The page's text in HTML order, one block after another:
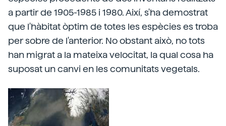
a partir de 1905-1985 i 1980. Així, s'ha demostrat
que l'hàbitat òptim de totes les espècies es troba
per sobre de l'anterior. No obstant això, no tots
han migrat a la mateixa velocitat, la qual cosa ha
suposat un canvi en les comunitats vegetals.